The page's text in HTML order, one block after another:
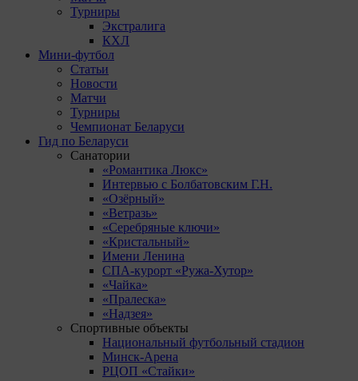
Турниры
Экстралига
КХЛ
Мини-футбол
Статьи
Новости
Матчи
Турниры
Чемпионат Беларуси
Гид по Беларуси
Санатории
«Романтика Люкс»
Интервью с Болбатовским Г.Н.
«Озёрный»
«Ветразь»
«Серебряные ключи»
«Кристальный»
Имени Ленина
СПА-курорт «Ружа-Хутор»
«Чайка»
«Пралеска»
«Надзея»
Спортивные объекты
Национальный футбольный стадион
Минск-Арена
РЦОП «Стайки»